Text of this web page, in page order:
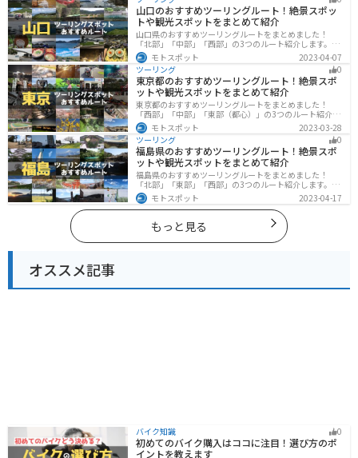
山口のおすすめツーリングルート！絶景スポッ
トや観光スポットをまとめて紹介
山口県のおすすめツーリングルートをまとめました！
「北部」「中部」「西部」の3つのルート紹介します。美
しい海岸線や山々を楽しむことができます。バイクで山
口県にツーリングに行く際は参考にしてください。
モトスポット
2023-04-07
ツーリング
0
東京都のおすすめツーリングルート！絶景スポ
ットや観光スポットをまとめて紹介
東京都のおすすめツーリングルートをまとめました！
「西部」「中部」「東部（都心）」の3つのルート紹介し
ます。西に行けば奥多摩の自然、東に行けば都心スポッ
トと、自然も街も楽しめるスポットが多数あります。バ
イクで東京都にツーリングに行く際は参考にしてくださ
い。
モトスポット
2023-03-28
ツーリング
0
福島県のおすすめツーリングルート！絶景スポ
ットや観光スポットをまとめて紹介
福島県のおすすめツーリングルートをまとめました！
「北部」「東部」「西部」の3つのルート紹介します。内
陸部には山々が連なり、海岸線は太平洋に面してるので
観光スポットが多数あります。バイクで福島県にツーリ
ングに行く際は参考にしてください。
モトスポット 2023-04-17
もっと見る
オススメ記事
バイク知識 0
初めてのバイク購入はココに注目！選び方のポ
イントを教えます